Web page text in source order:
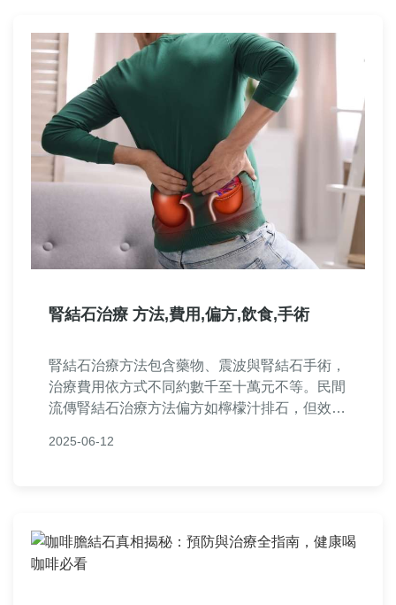
腎結石治療 方法,費用,偏方,飲食,手術
腎結石治療方法包含藥物、震波與腎結石手術，
治療費用依方式不同約數千至十萬元不等。民間
流傳腎結石治療方法偏方如檸檬汁排石，但效果
避免高草酸食物。若結石過大，建議諮詢醫生選
2025-06-12